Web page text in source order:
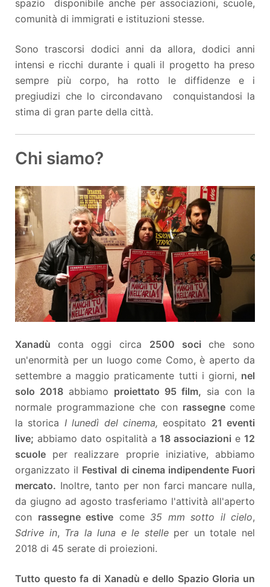
spazio disponibile anche per associazioni, scuole,
comunità di immigrati e istituzioni stesse.
Sono trascorsi dodici anni da allora, dodici anni
intensi e ricchi durante i quali il progetto ha preso
sempre più corpo, ha rotto le diffidenze e i
pregiudizi che lo circondavano conquistandosi la
stima di gran parte della città.
Chi siamo?
Xanadù conta oggi circa 2500 soci che sono
un'enormità per un luogo come Como, è aperto da
settembre a maggio praticamente tutti i giorni, nel
solo 2018 abbiamo proiettato 95 film, sia con la
normale programmazione che con rassegnecome
la storica I lunedì del cinema,eospitato 21 eventi
live; abbiamo dato ospitalità a18 associazioni e 12
scuole per realizzare proprie iniziative, abbiamo
organizzato il Festival di cinema indipendente Fuori
mercato. Inoltre, tanto per non farci mancare nulla,
da giugno ad agosto trasferiamo l'attività all'aperto
con rassegne estive come 35 mm sotto il cielo,
Sdrive in, Tra la luna e le stelleper un totale nel
2018 di 45 serate di proiezioni.
Tutto questo fa di Xanadù e dello Spazio Gloria un